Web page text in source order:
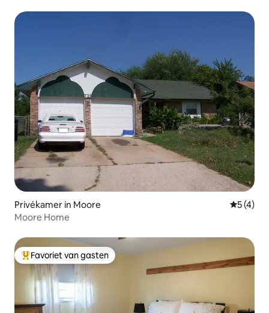
Privékamer in Moore
5 (4)
Moore Home
Topfavoriet van gasten
Favoriet van gasten